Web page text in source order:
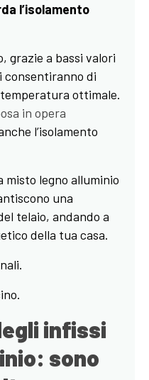
l’isolamento
grazie a bassi valori
di
ottimale.
in opera
l’isolamento
legno alluminio
una
telaio, andando a
della tua casa.
infissi
sono